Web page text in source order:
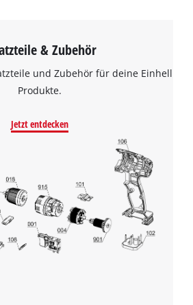
& Zubehör
und Zubehör für deine Einhell
Produkte.
Jetzt entdecken